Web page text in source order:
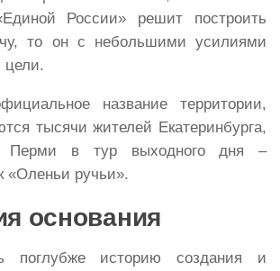
России» решит построить
то он с небольшими усилиями
цели.
название территории,
тысячи жителей Екатеринбурга,
Перми в тур выходного дня –
«Оленьи ручьи».
основания
поглубже историю создания и